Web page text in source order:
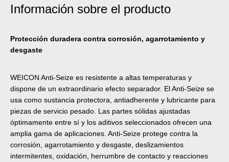
Información sobre el producto
Protección duradera contra corrosión, agarrotamiento y
desgaste
WEICON Anti-Seize es resistente a altas temperaturas y
dispone de un extraordinario efecto separador. El Anti-Seize se
usa como sustancia protectora, antiadherente y lubricante para
piezas de servicio pesado. Las partes sólidas ajustadas
óptimamente entre sí y los aditivos seleccionados ofrecen una
amplia gama de aplicaciones. Anti-Seize protege contra la
corrosión, agarrotamiento y desgaste, deslizamientos
intermitentes, oxidación, herrumbre de contacto y reacciones